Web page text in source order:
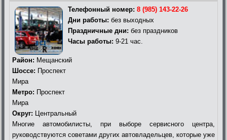
Телефонный номер: 8 (985) 143-22-26
Дни работы: без выходных
Праздничные дни: без праздников
Часы работы: 9-21 час.
Район: Мещанский
Шоссе: Проспект
Мира
Метро: Проспект
Мира
Округ: Центральный
Многие автомобилисты, при выборе сервисного центра,
руководствуются советами других автовладельцев, которые уже